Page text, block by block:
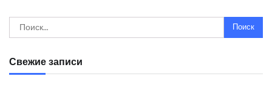
Найти:
Свежие записи